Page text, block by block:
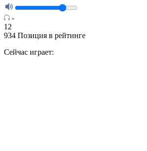
-
12
934 Позиция в рейтинге
Сейчас играет: